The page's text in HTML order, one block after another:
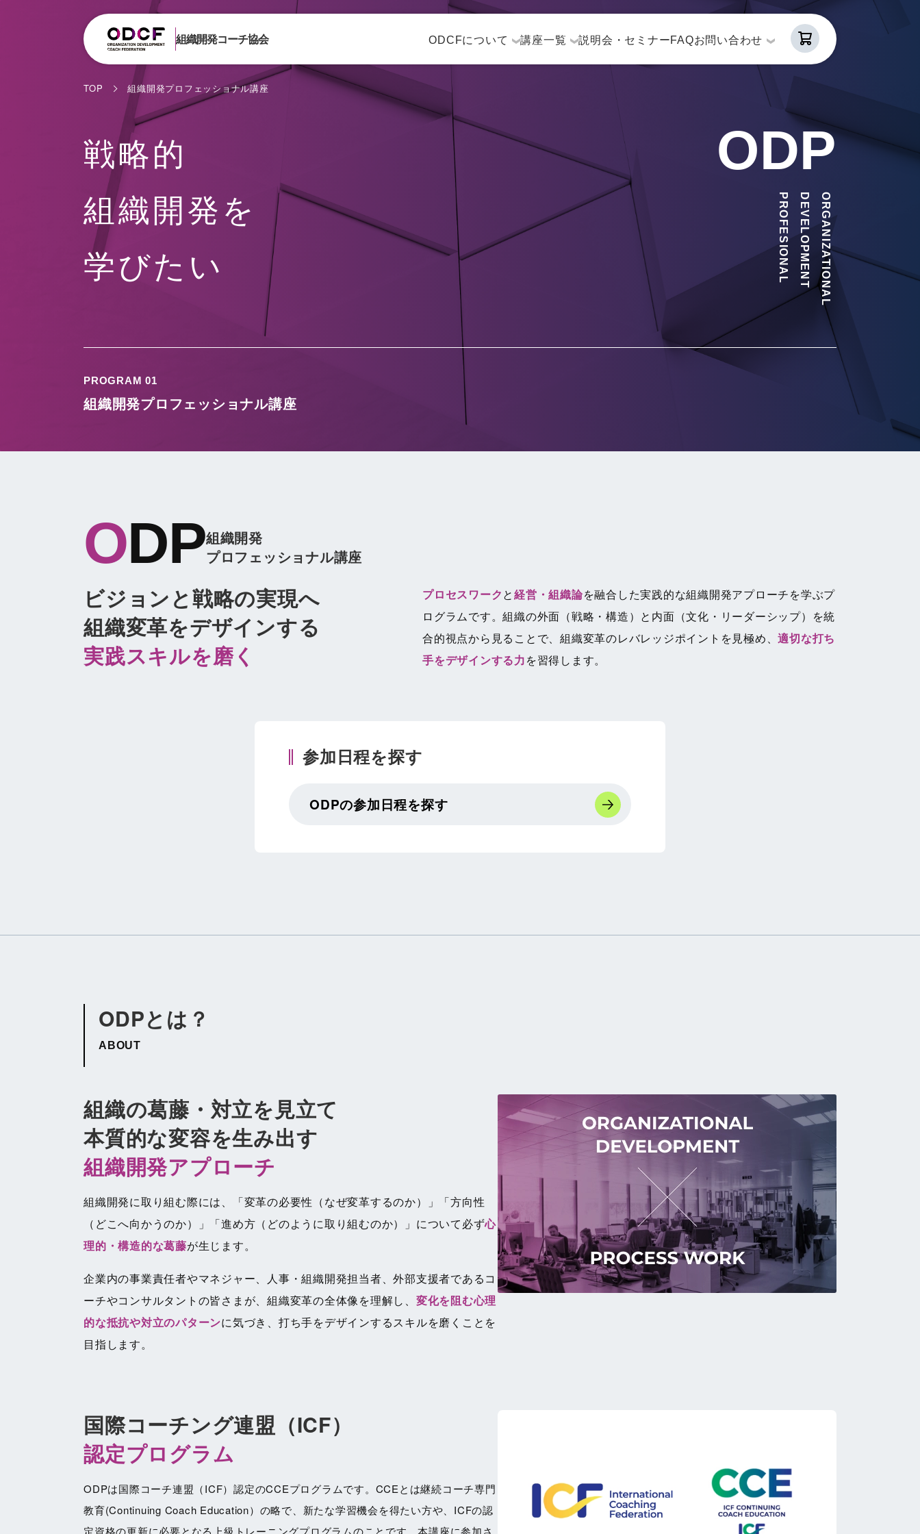
組織開発コーチ協会 ODCFについて 講座一覧 説明会・セミナーFAQお問い合わせ
TOP 組織開発プロフェッショナル講座
戦略的
組織開発を
学びたい
ODP
ORGANIZATIONAL
DEVELOPMENT
PROFESIONAL
PROGRAM 01
組織開発プロフェッショナル講座
ODP組織開発
プロフェッショナル講座
ビジョンと戦略の実現へ
組織変革をデザインする
実践スキルを磨く
プロセスワークと経営・組織論を融合した実践的な組織開発アプローチを学ぶプ
ログラムです。組織の外面（戦略・構造）と内面（文化・リーダーシップ）を統
合的視点から見ることで、組織変革のレバレッジポイントを見極め、適切な打ち
手をデザインする力を習得します。
参加日程を探す
ODPの参加日程を探す
ODPとは？
ABOUT
組織の葛藤・対立を見立て
本質的な変容を生み出す
組織開発アプローチ
組織開発に取り組む際には、「変革の必要性（なぜ変革するのか）」「方向性
（どこへ向かうのか）」「進め方（どのように取り組むのか）」について必ず心
理的・構造的な葛藤が生じます。
企業内の事業責任者やマネジャー、人事・組織開発担当者、外部支援者であるコ
ーチやコンサルタントの皆さまが、組織変革の全体像を理解し、 変化を阻む心理
的な抵抗や対立のパターンに気づき、打ち手をデザインするスキルを磨くことを
目指します。
国際コーチング連盟（ICF）
認定プログラム
ODPは国際コーチ連盟（ICF）認定のCCEプログラムです。CCEとは継続コーチ専門
教育(Continuing Coach Education）の略で、新たな学習機会を得たい方や、ICFの認